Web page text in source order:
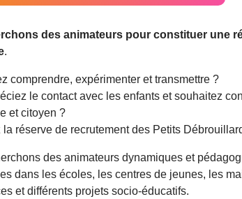
des animateurs pour constituer une
.
comprendre, expérimenter et transmettre ?
le contact avec les enfants et souhaitez
et citoyen ?
la réserve de recrutement des Petits
des animateurs dynamiques et
dans les écoles, les centres de jeunes, les
et différents projets socio-éducatifs.